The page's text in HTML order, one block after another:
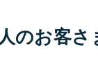
のお客さ